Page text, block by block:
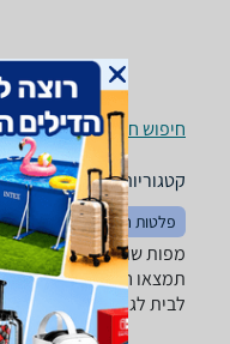
חיפוש חנויות מפות שולחן
קטגוריות משלימות
פלטות חשמליות אחסון
מפות
תמצאו חוות דעת,
לבית לגן ולמשרד וכל